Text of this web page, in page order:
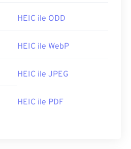
HEIC ile ODD
HEIC ile WebP
HEIC ile JPEG
HEIC ile PDF